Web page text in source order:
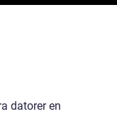
datorer en